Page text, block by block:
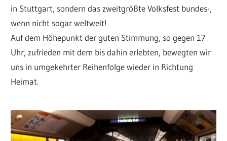
in Stuttgart, sondern das zweitgrößte Volksfest bundes-,
wenn nicht sogar weltweit!
Auf dem Höhepunkt der guten Stimmung, so gegen 17
Uhr, zufrieden mit dem bis dahin erlebten, bewegten wir
uns in umgekehrter Reihenfolge wieder in Richtung
Heimat.